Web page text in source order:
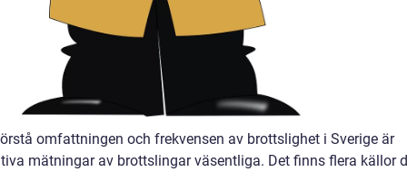
omfattningen och frekvensen av brottslighet i Sverige är
mätningar av brottslingar väsentliga. Det finns flera källor